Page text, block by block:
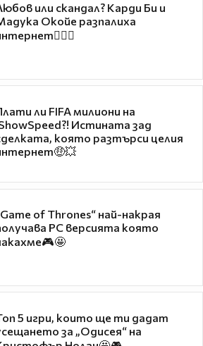
или скандал? Карди Би и
Окойе разпалиха
ли FIFA милиони на
Истината зад
която разтърси целия
of Thrones“ най-накрая
PC версията която
5 игри, които ще ти дадат
за „Одисея“ на